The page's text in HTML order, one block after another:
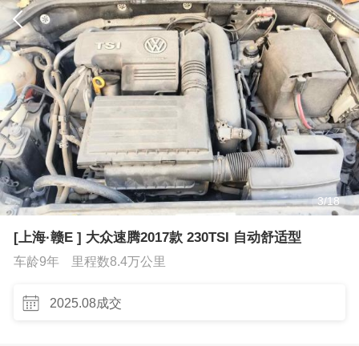
3/18
[上海·赣E ] 大众速腾2017款 230TSI 自动舒适型
车龄9年 里程数8.4万公里
2025.08成交